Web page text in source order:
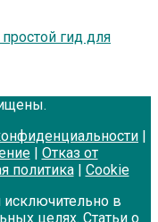
гид для
|
| Отказ от
политика| Cookie
исключительно в
целях. Статьи о